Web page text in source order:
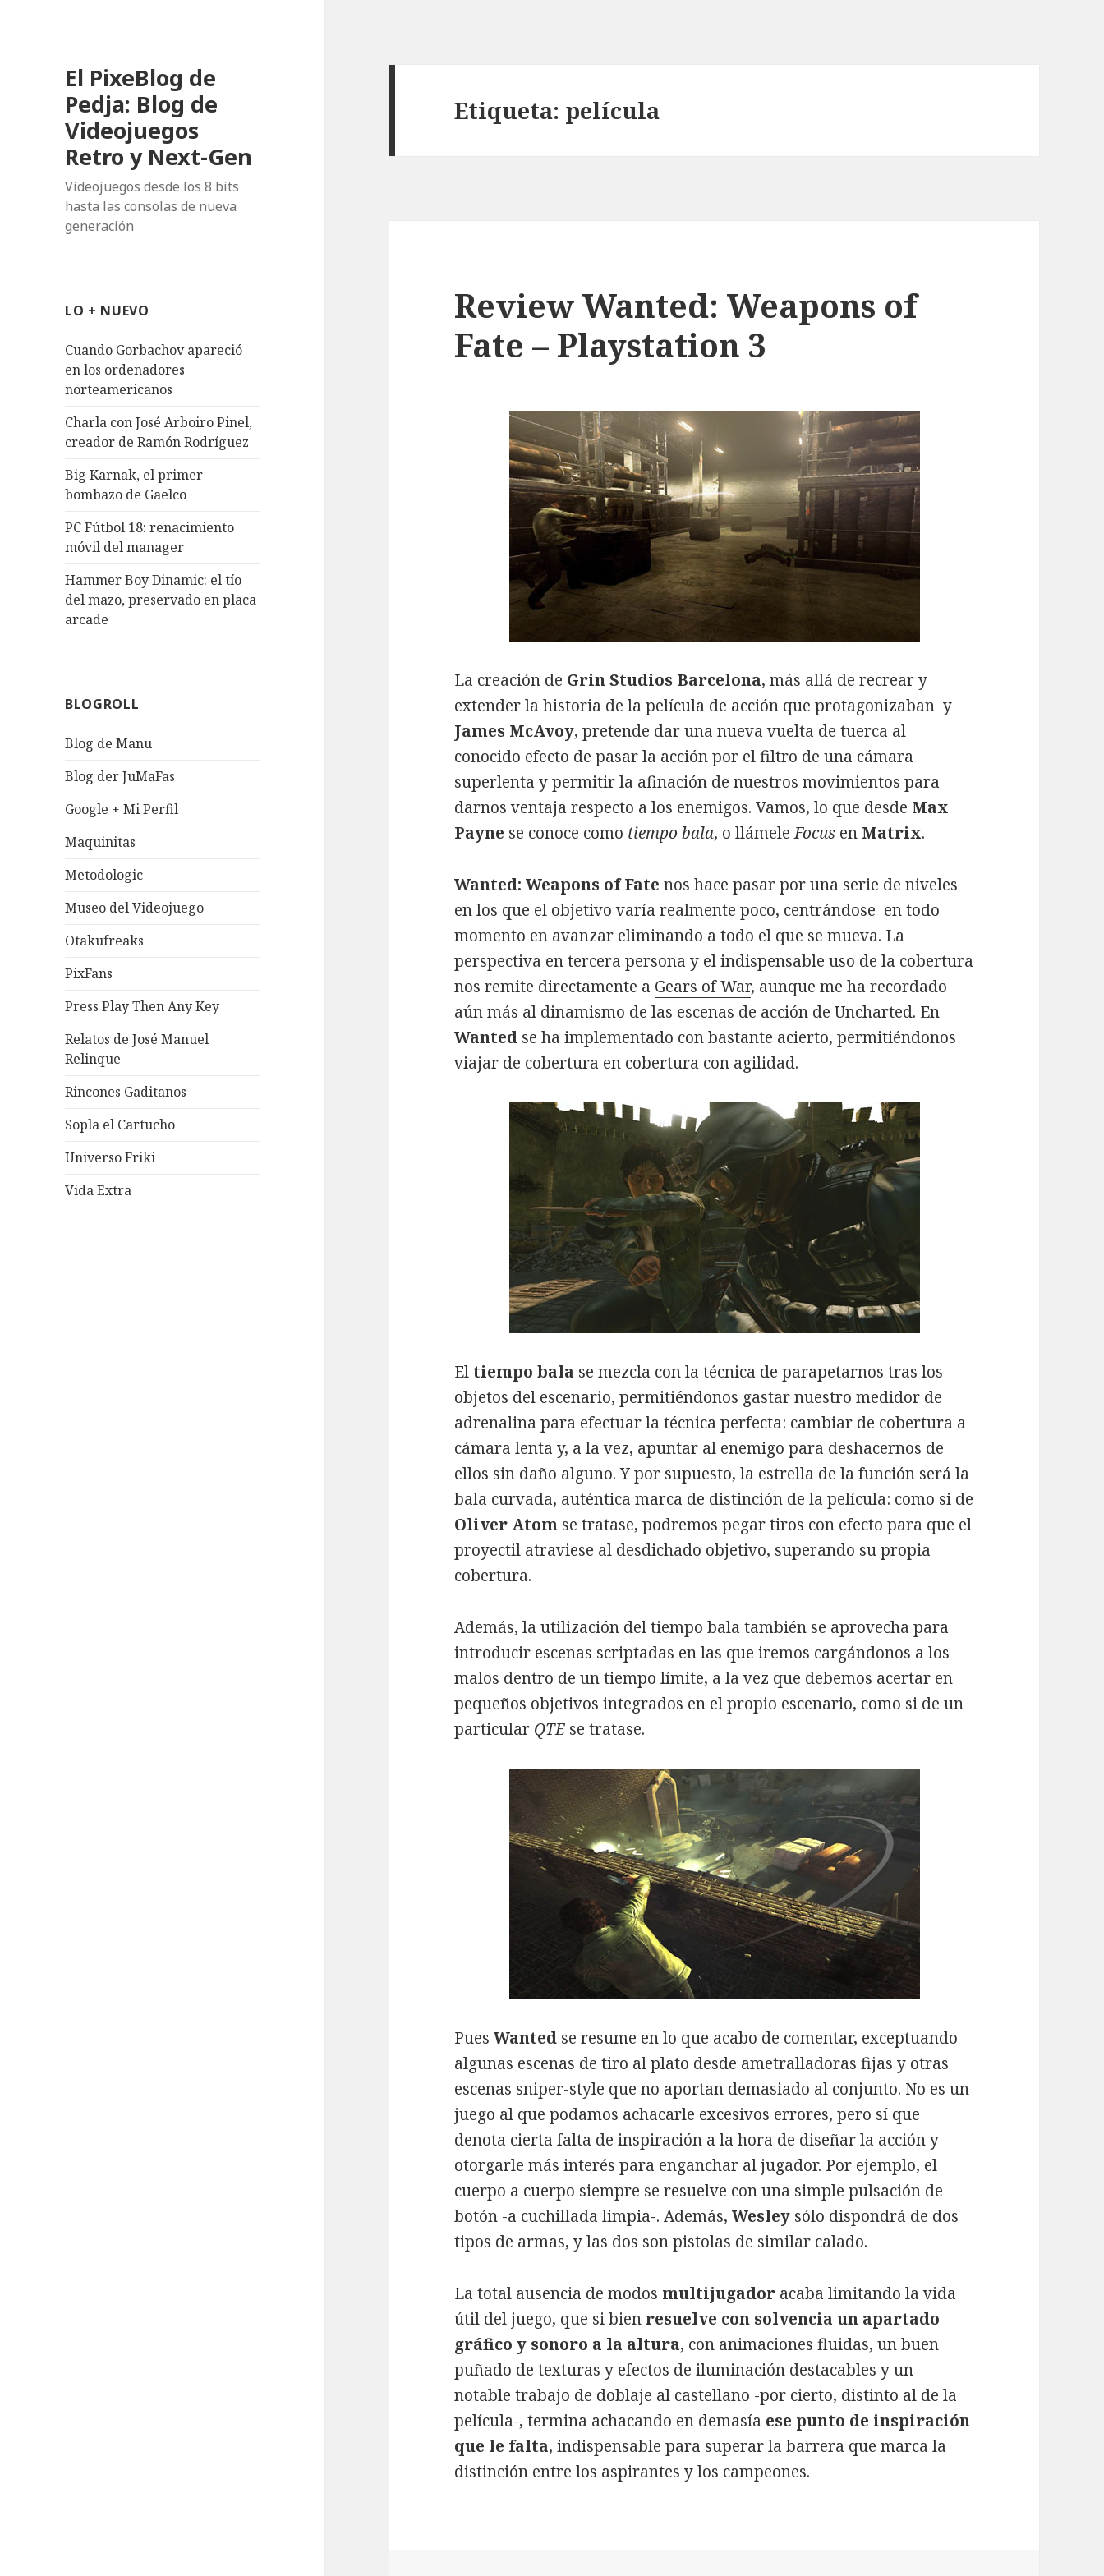
El PixeBlog de
Pedja: Blog de
Videojuegos
Retro y Next-Gen
Videojuegos desde los 8 bits
hasta las consolas de nueva
generación
LO + NUEVO
Cuando Gorbachov apareció
en los ordenadores
norteamericanos
Charla con José Arboiro Pinel,
creador de Ramón Rodríguez
Big Karnak, el primer
bombazo de Gaelco
PC Fútbol 18: renacimiento
móvil del manager
Hammer Boy Dinamic: el tío
del mazo, preservado en placa
arcade
BLOGROLL
Blog de Manu
Blog der JuMaFas
Google + Mi Perfil
Maquinitas
Metodologic
Museo del Videojuego
Otakufreaks
PixFans
Press Play Then Any Key
Relatos de José Manuel
Relinque
Rincones Gaditanos
Sopla el Cartucho
Universo Friki
Vida Extra
Etiqueta: película
Review Wanted: Weapons of
Fate – Playstation 3
La creación de Grin Studios Barcelona, más allá de recrear y
extender la historia de la película de acción que protagonizaban y
James McAvoy, pretende dar una nueva vuelta de tuerca al
conocido efecto de pasar la acción por el filtro de una cámara
superlenta y permitir la afinación de nuestros movimientos para
darnos ventaja respecto a los enemigos. Vamos, lo que desde Max
Payne se conoce como tiempo bala, o llámeleFocus en Matrix.
Wanted: Weapons of Fate nos hace pasar por una serie de niveles
en los que el objetivo varía realmente poco, centrándose en todo
momento en avanzar eliminando a todo el que se mueva. La
perspectiva en tercera persona y el indispensable uso de la cobertura
nos remite directamente a Gears of War, aunque me ha recordado
aún más al dinamismo de las escenas de acción deUncharted. En
Wanted se ha implementado con bastante acierto, permitiéndonos
viajar de cobertura en cobertura con agilidad.
El tiempo bala se mezcla con la técnica de parapetarnos tras los
objetos del escenario, permitiéndonos gastar nuestro medidor de
adrenalina para efectuar la técnica perfecta: cambiar de cobertura a
cámara lenta y, a la vez, apuntar al enemigo para deshacernos de
ellos sin daño alguno. Y por supuesto, la estrella de la función será la
bala curvada, auténtica marca de distinción de la película: como si de
Oliver Atom se tratase, podremos pegar tiros con efecto para que el
proyectil atraviese al desdichado objetivo, superando su propia
cobertura.
Además, la utilización del tiempo bala también se aprovecha para
introducir escenas scriptadas en las que iremos cargándonos a los
malos dentro de un tiempo límite, a la vez que debemos acertar en
pequeños objetivos integrados en el propio escenario, como si de un
particular QTE se tratase.
PuesWanted se resume en lo que acabo de comentar, exceptuando
algunas escenas de tiro al plato desde ametralladoras fijas y otras
escenas sniper-style que no aportan demasiado al conjunto. No es un
juego al que podamos achacarle excesivos errores, pero sí que
denota cierta falta de inspiración a la hora de diseñar la acción y
otorgarle más interés para enganchar al jugador. Por ejemplo, el
cuerpo a cuerpo siempre se resuelve con una simple pulsación de
botón -a cuchillada limpia-. Además,Wesley sólo dispondrá de dos
tipos de armas, y las dos son pistolas de similar calado.
La total ausencia de modos multijugador acaba limitando la vida
útil del juego, que si bien resuelve con solvencia un apartado
gráfico y sonoro a la altura, con animaciones fluidas, un buen
puñado de texturas y efectos de iluminación destacables y un
notable trabajo de doblaje al castellano -por cierto, distinto al de la
película-, termina achacando en demasía ese punto de inspiración
que le falta, indispensable para superar la barrera que marca la
distinción entre los aspirantes y los campeones.